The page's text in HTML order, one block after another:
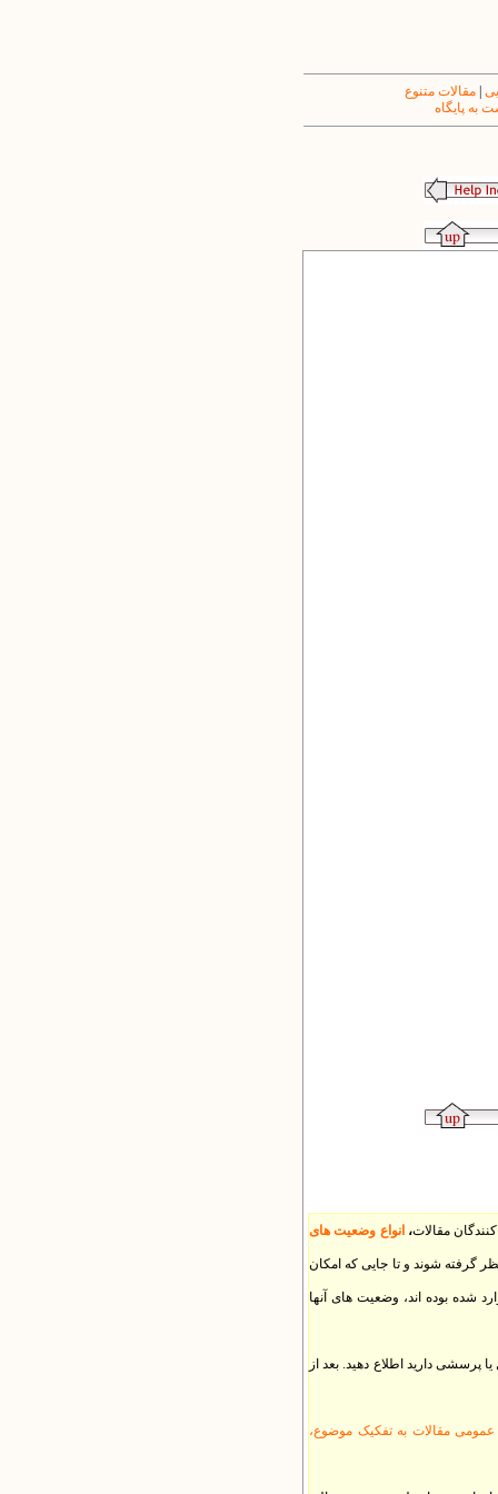
|مقالات متنوع
به پایگاه
مقالات، انواع وضعیت های
شوند و تا جایی که امکان
شده بوده اند، وضعیت های آنها
پرسشی دارید اطلاع دهید. بعد از
مقالات به تفکیک موضوع،